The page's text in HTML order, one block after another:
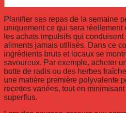
Planifier ses repas de la semaine
uniquement ce qui sera réellement
les achats impulsifs qui
aliments jamais utilisés. Dans ce
ingrédients bruts et locaux se
savoureux. Par exemple, acheter
botte de radis ou des herbes
une matière première polyvalente
recettes variées, tout en
superflus.